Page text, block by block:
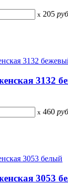
x 205 руб
3132
x 460 руб
3053